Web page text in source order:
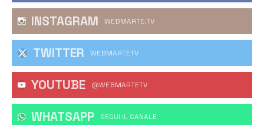
INSTAGRAM WEBMARTE.TV
TWITTER WEBMARTETV
YOUTUBE @WEBMARTETV
WHATSAPP ‎SEGUI IL CANALE